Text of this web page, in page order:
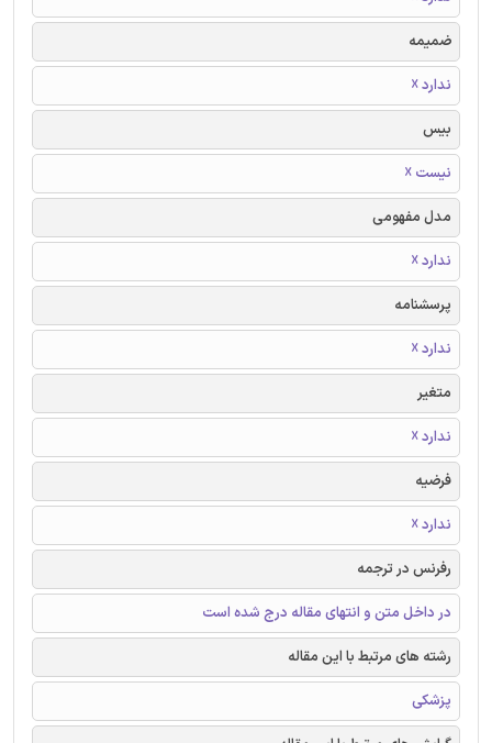
ضمیمه
ندارد ☓
بیس
نیست ☓
مدل مفهومی
ندارد ☓
پرسشنامه
ندارد ☓
متغیر
ندارد ☓
فرضیه
ندارد ☓
رفرنس در ترجمه
در داخل متن و انتهای مقاله درج شده است
رشته های مرتبط با این مقاله
پزشکی